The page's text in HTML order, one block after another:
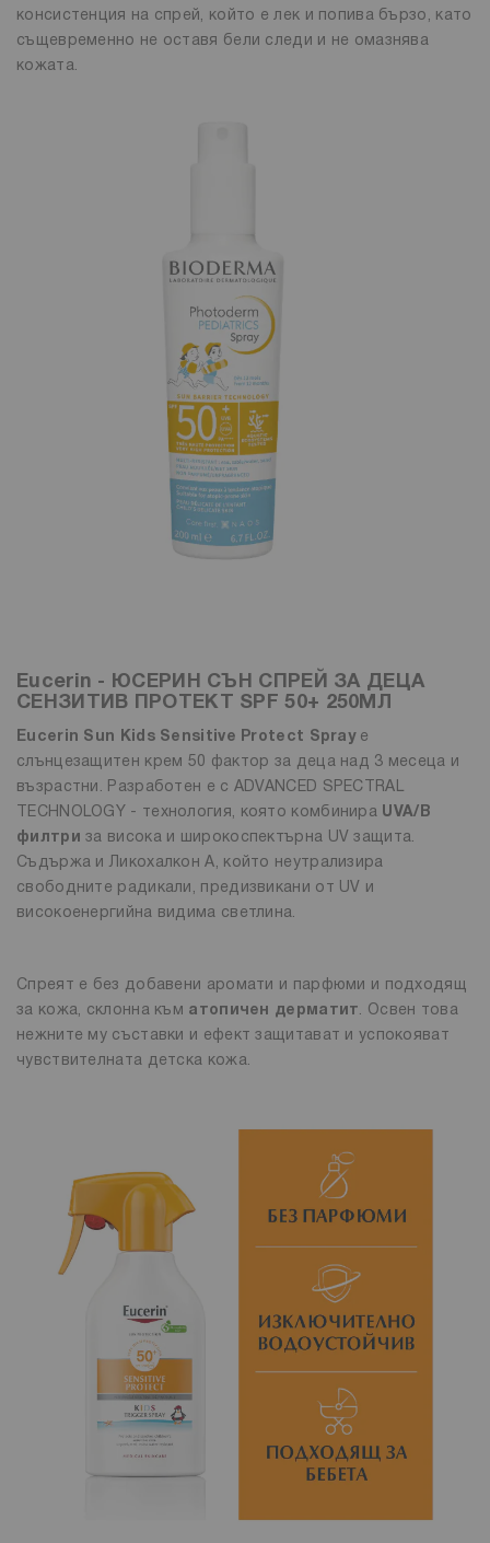
консистенция на спрей, който е лек и попива бързо, като
същевременно не оставя бели следи и не омазнява
кожата.
Eucerin - ЮСЕРИН СЪН СПРЕЙ ЗА ДЕЦА
СЕНЗИТИВ ПРОТЕКТ SPF 50+ 250МЛ
Eucerin Sun Kids Sensitive Protect Spray е
слънцезащитен крем 50 фактор за деца над 3 месеца и
възрастни. Разработен е с ADVANCED SPECTRAL
TECHNOLOGY - технология, която комбинира UVA/B
филтриза висока и широкоспектърна UV защита.
Съдържа и Ликохалкон А, който неутрализира
свободните радикали, предизвикани от UV и
високоенергийна видима светлина.
Спреят е без добавени аромати и парфюми и подходящ
за кожа, склонна към атопичен дерматит. Освен това
нежните му съставки и ефект защитават и успокояват
чувствителната детска кожа.